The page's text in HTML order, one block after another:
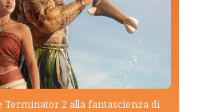
Terminator 2 alla fantascienza di